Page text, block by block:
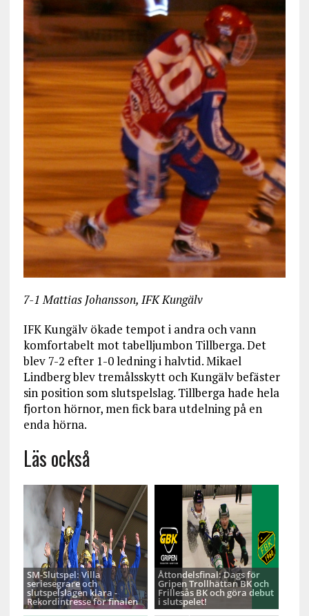
7-1 Mattias Johansson, IFK Kungälv
IFK Kungälv ökade tempot i andra och vann
komfortabelt mot tabelljumbon Tillberga. Det
blev 7-2 efter 1-0 ledning i halvtid. Mikael
Lindberg blev tremålsskytt och Kungälv befäster
sin position som slutspelslag. Tillberga hade hela
fjorton hörnor, men fick bara utdelning på en
enda hörna.
Läs också
SM-Slutspel: Villa
seriesegrare och
slutspelslagen klara -
Rekordintresse för finalen
Åttondelsfinal: Dags för
Gripen Trollhättan BK och
Frillesås BK och göra debut
i slutspelet!